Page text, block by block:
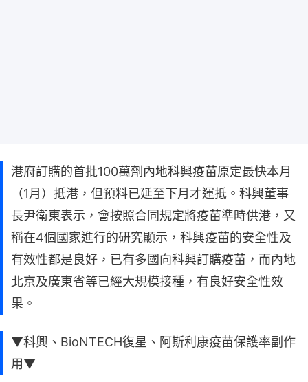
港府訂購的首批100萬劑內地科興疫苗原定最快本月
（1月）抵港，但預料已延至下月才運抵。科興董事
長尹衛東表示，會按照合同規定將疫苗準時供港，又
稱在4個國家進行的研究顯示，科興疫苗的安全性及
有效性都是良好，已有多國向科興訂購疫苗，而內地
北京及廣東省等已經大規模接種，有良好安全性效
果。
▼科興、BioNTECH復星、阿斯利康疫苗保護率副作
用▼